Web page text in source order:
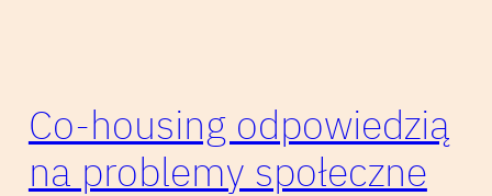
Co-housing odpowiedzią
na problemy społeczne